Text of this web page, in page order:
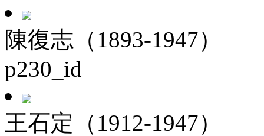
陳復志（1893-1947）
p230_id
王石定（1912-1947）